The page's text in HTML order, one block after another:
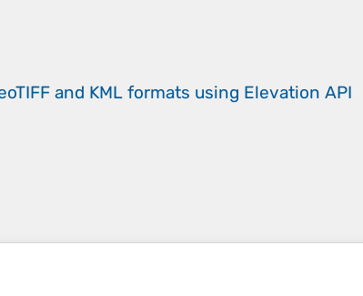
and KML formats using Elevation API